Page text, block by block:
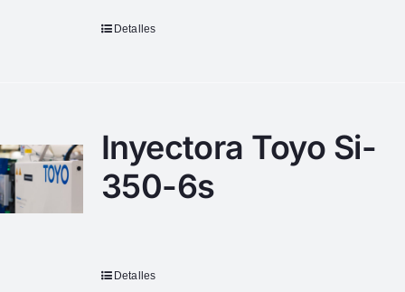
Detalles
Inyectora Toyo Si-
350-6s
Detalles